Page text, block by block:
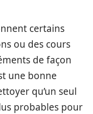
certains
ou des cours
de façon
une bonne
qu’un seul
probables pour